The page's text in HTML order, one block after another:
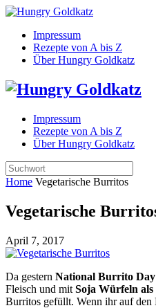
Impressum
Rezepte von A bis Z
Über Hungry Goldkatz
Impressum
Rezepte von A bis Z
Über Hungry Goldkatz
Home Vegetarische Burritos
Vegetarische
April 7, 2017
Da gestern National Burrito Day
Fleisch und mit Soja Würfeln
Burritos gefüllt. Wenn ihr auf den